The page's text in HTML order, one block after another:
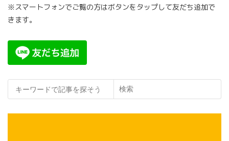
※スマートフォンでご覧の方はボタンをタップして友だち追加で
きます。
検索